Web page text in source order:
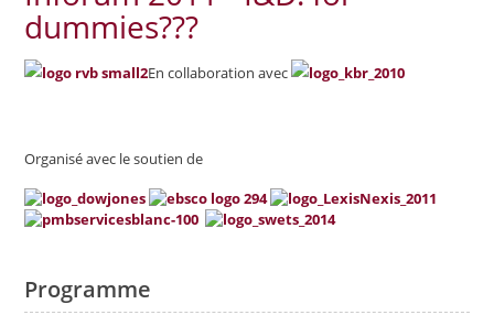
dummies???
En collaboration avec
Organisé avec le soutien de
Programme